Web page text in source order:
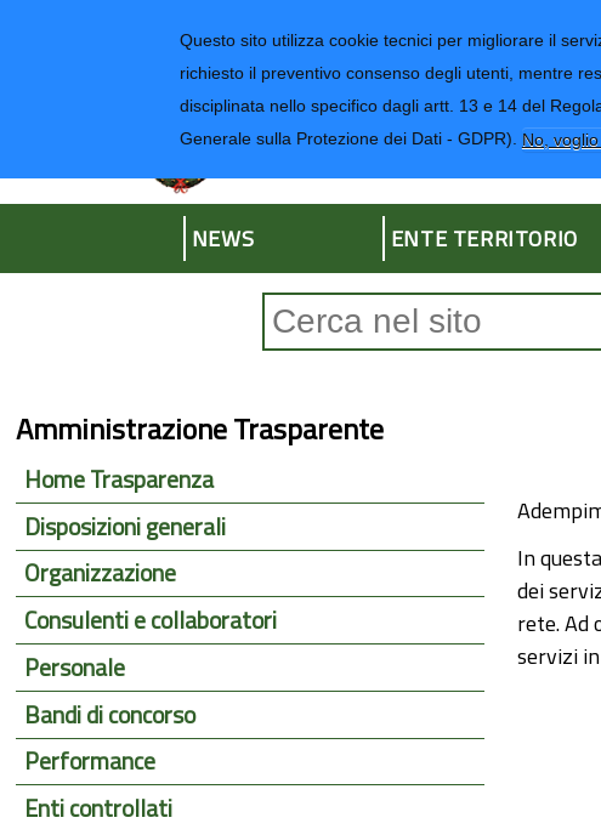
Questo sito utilizza cookie tecnici per migliorare il
richiesto il preventivo consenso degli utenti, mentre
disciplinata nello specifico dagli artt. 13 e 14 del
Generale sulla Protezione dei Dati - GDPR). No,
Regione Liguria
Provincia di Imperia
NEWS ENTE TERRITORIO
In
dei
rete. Ad
servizi
Amministrazione Trasparente
Home Trasparenza
Disposizioni generali
Organizzazione
Consulenti e collaboratori
Personale
Bandi di concorso
Performance
Enti controllati